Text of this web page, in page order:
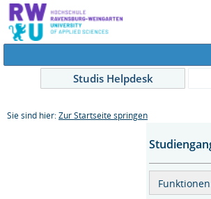
Studis Helpdesk
Sie sind hier: Zur Startseite springen